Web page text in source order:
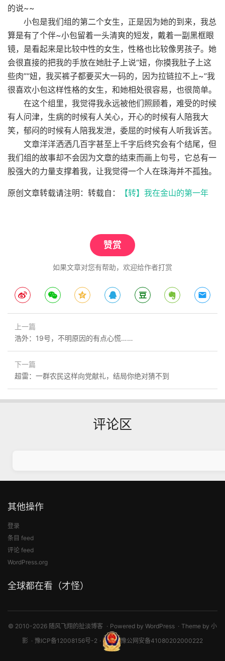
的说~~
小包是我们组的第二个女生，正是因为她的到来，我总
算是有了个伴~小包留着一头清爽的短发，戴着一副黑框眼
镜，是看起来是比较中性的女生，性格也比较像男孩子。她
会很直接的把我的手放在她肚子上说“妞，你摸我肚子上这
些肉”“妞，我买裤子都要买大一码的，因为拉链拉不上~”我
很喜欢小包这样性格的女生，和她相处很容易，也很简单。
在这个组里，我觉得我永远被他们照顾着，难受的时候
有人问津，生病的时候有人关心，开心的时候有人陪我大
笑，郁闷的时候有人陪我发泄，委屈的时候有人听我诉苦。
文章洋洋洒洒几百字甚至上千字后终究会有个结尾，但
我们组的故事却不会因为文章的结束而画上句号，它总有一
股强大的力量支撑着我，让我觉得一个人在珠海并不孤独。
原创文章转载请注明：转载自： 【转】我在金山的第一年
赞赏
如果文章对您有帮助，欢迎给作者打赏
上一篇
浩外：19号，不明原因的有点心慌……
下一篇
超雷：一群农民这样向党献礼，结局你绝对猜不到
评论区
其他操作
登录
条目 feed
评论 feed
WordPress.org
全球都在看（才怪）
© 2010-2026 随风飞翔的扯淡博客 Powered by WordPress Theme by 小
影
豫ICP备12008156号-2 豫公网安备41080202000222